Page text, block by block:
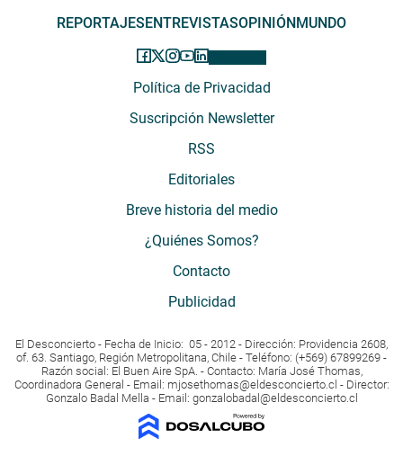
REPORTAJESENTREVISTASOPINIÓNMUNDO
Política de Privacidad
Suscripción Newsletter
RSS
Editoriales
Breve historia del medio
¿Quiénes Somos?
Contacto
Publicidad
El Desconcierto - Fecha de Inicio: 05 - 2012 - Dirección: Providencia 2608,
of. 63. Santiago, Región Metropolitana, Chile - Teléfono: (+569) 67899269 -
Razón social: El Buen Aire SpA. - Contacto: María José Thomas,
Coordinadora General - Email: mjosethomas@eldesconcierto.cl - Director:
Gonzalo Badal Mella - Email: gonzalobadal@eldesconcierto.cl